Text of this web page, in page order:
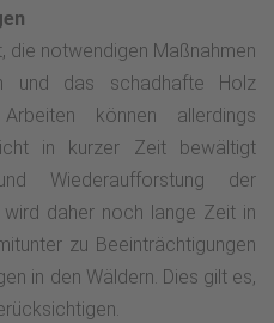
die notwendigen Maßnahmen
und das schadhafte Holz
können allerdings
in kurzer Zeit bewältigt
Wiederaufforstung der
daher noch lange Zeit in
zu Beeinträchtigungen
in den Wäldern. Dies gilt es,